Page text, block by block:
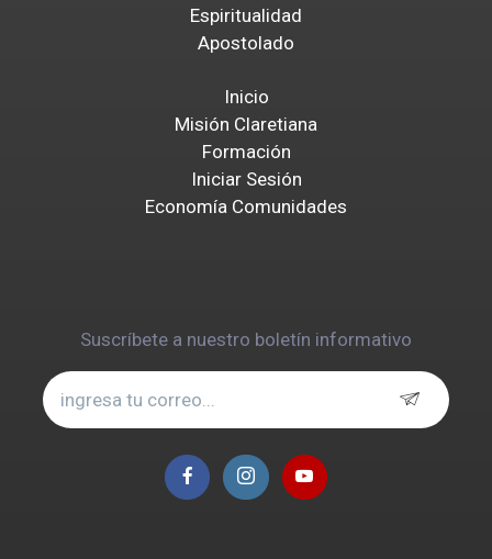
Espiritualidad
Apostolado
Inicio
Misión Claretiana
Formación
Iniciar Sesión
Economía Comunidades
Suscríbete a nuestro boletín informativo